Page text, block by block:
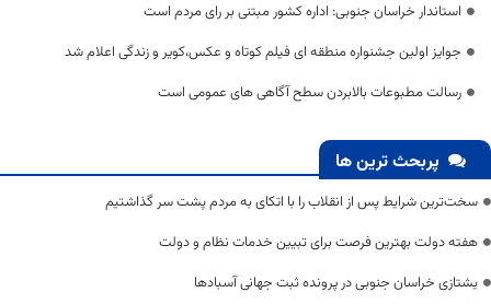
استاندار خراسان جنوبی: اداره کشور مبتنی بر رای مردم است
جوایز اولین جشنواره منطقه ای فیلم کوتاه و عکس،کویر و زندگی اعلام شد
رسالت مطبوعات بالابردن سطح آگاهی های عمومی است
پربحث ترین ها
سخت‌ترین شرایط پس از انقلاب را با اتکای به مردم پشت سر گذاشتیم
هفته دولت بهترین فرصت برای تبیین خدمات نظام و دولت
یشتازی خراسان جنوبی در پرونده ثبت جهانی آسبادها